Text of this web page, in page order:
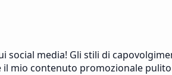
media! Gli stili di
mio contenuto promozionale